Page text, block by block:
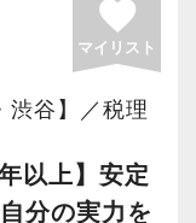
ています。
に早退させて
ても働きやす
経験者も多い
のがありがた
ス」を開設
床するなど、
現できます。
いう気持ちを
favorite
マイリスト
渋谷】／税理
以上】安定
分の実力を